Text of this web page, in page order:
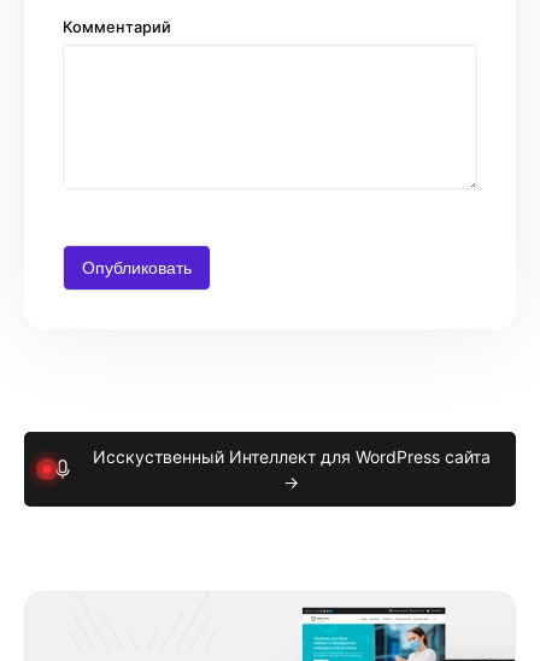
Комментарий
Исскуственный Интеллект для WordPress сайта
→